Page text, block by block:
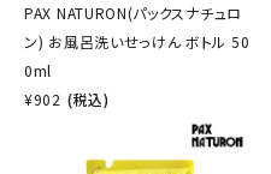
PAX NATURON(パックスナチュロ
ン) お風呂洗いせっけん ボトル 50
0ml
¥902 (税込)